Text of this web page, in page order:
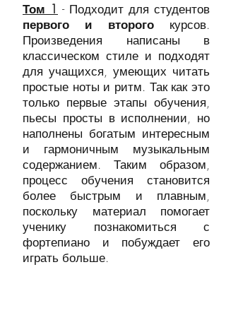
Том 1 - Подходит для студентов
первого и второгокурсов.
Произведения написаны в
классическом стиле и подходят
для учащихся, умеющих читать
простые ноты и ритм. Так как это
только первые этапы обучения,
пьесы просты в исполнении, но
наполнены богатым интересным
и гармоничным музыкальным
содержанием. Таким образом,
процесс обучения становится
более быстрым и плавным,
поскольку материал помогает
ученику познакомиться с
фортепиано и побуждает его
играть больше.